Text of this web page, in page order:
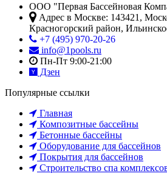
ООО "Первая Бассейновая
Адрес в Москве: 143421 ,
Красногорский район,
+7 (495) 970-20-26
info@1pools.ru
Пн-Пт 9:00-21:00
Дзен
Популярные ссылки
Главная
Композитные бассейны
Бетонные бассейны
Оборудование для бассейнов
Покрытия для бассейнов
Строительство спа